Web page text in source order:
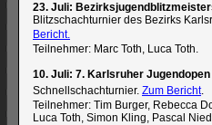
23. Juli:
Blitzschachturnier des Bezirks
Bericht.
Teilnehmer: Marc Toth, Luca Toth.
10. Juli: 7. Karlsruher Jugendopen
Schnellschachturnier. Zum Bericht.
Teilnehmer: Tim Burger, Rebecca
Luca Toth, Simon Kling, Pascal